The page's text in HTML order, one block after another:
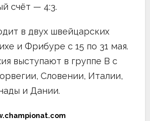
счёт — 4:3.
в двух швейцарских
и Фрибуре с 15 по 31 мая.
выступают в группе B с
Словении, Италии,
и Дании.